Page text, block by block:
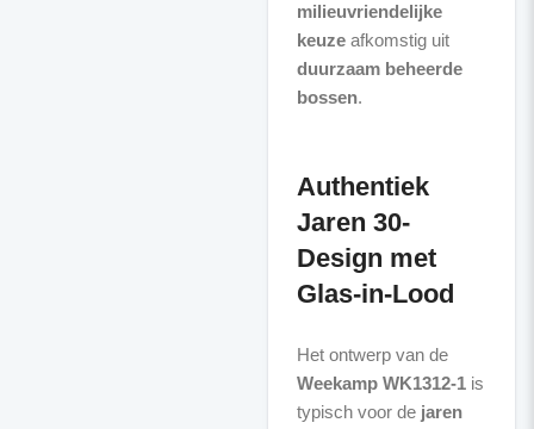
milieuvriendelijke
keuzeafkomstig uit
duurzaam beheerde
bossen.
Authentiek
Jaren 30-
Design met
Glas-in-Lood
Het ontwerp van de
Weekamp WK1312-1is
typisch voor de jaren